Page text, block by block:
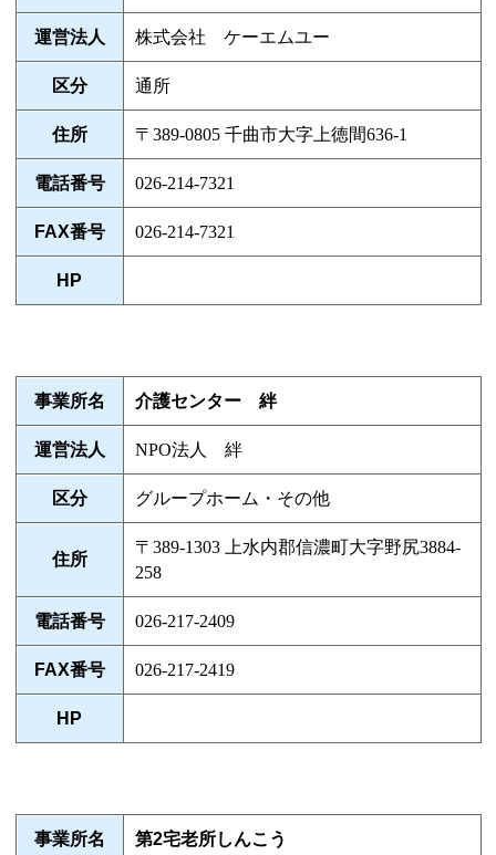
運営法人 株式会社 ケーエムユー
区分 通所
住所 〒389-0805 千曲市大字上徳間636-1
電話番号 026-214-7321
FAX番号 026-214-7321
HP
事業所名 介護センター 絆
運営法人 NPO法人 絆
区分 グループホーム・その他
住所
〒389-1303 上水内郡信濃町大字野尻3884-
258
電話番号 026-217-2409
FAX番号 026-217-2419
HP
事業所名 第2宅老所しんこう